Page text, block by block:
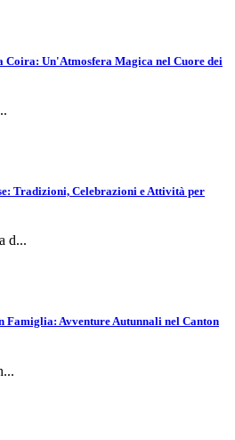
Un'Atmosfera Magica nel Cuore dei
Tradizioni, Celebrazioni e Attività per
d...
Famiglia: Avventure Autunnali nel Canton